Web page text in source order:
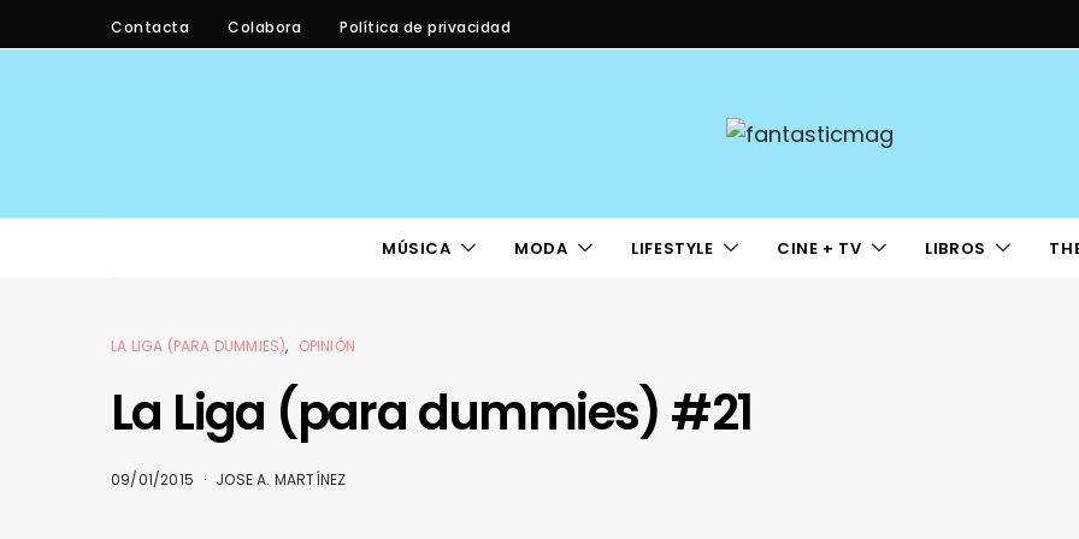
Contacta Colabora Política de privacidad
MÚSICA MODA LIFESTYLE CINE + TV LIBROS
LA LIGA (PARA DUMMIES) OPINIÓN
La Liga (para dummies) #21
09/01/2015 JOSE A. MARTÍNEZ